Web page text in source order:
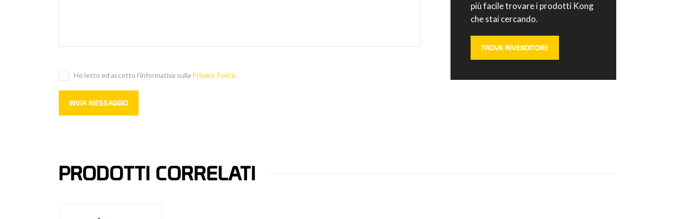
Ho letto ed accetto l'informativa sulla Privacy Policy.
più facile trovare i prodotti Kong
che stai cercando.
TROVA RIVENDITORE
PRODOTTI CORRELATI